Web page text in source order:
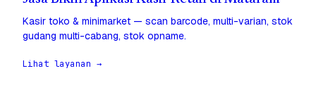
Kasir toko & minimarket — scan barcode, multi-varian, stok
gudang multi-cabang, stok opname.
Lihat layanan →